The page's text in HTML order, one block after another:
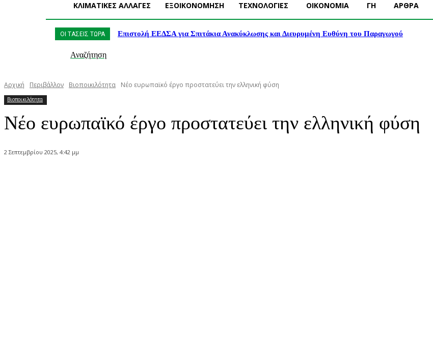
ΚΛΙΜΑΤΙΚΕΣ ΑΛΛΑΓΕΣ ΕΞΟΙΚΟΝΟΜΗΣΗ ΤΕΧΝΟΛΟΓΙΕΣ OIKONOMIA ΓΗ ΑΡΘΡΑ
ΟΙ ΤΑΣΕΙΣ ΤΩΡΑ Επιστολή ΕΕΔΣΑ για Σπιτάκια Ανακύκλωσης και Διευρυμένη Ευθύνη του Παραγωγού
Αναζήτηση
Αρχική Περιβάλλον Βιοποικιλότητα Νέο ευρωπαϊκό έργο προστατεύει την ελληνική φύση
Βιοποικιλότητα
Νέο ευρωπαϊκό έργο προστατεύει την ελληνική φύση
2 Σεπτεμβρίου 2025, 4:42 μμ